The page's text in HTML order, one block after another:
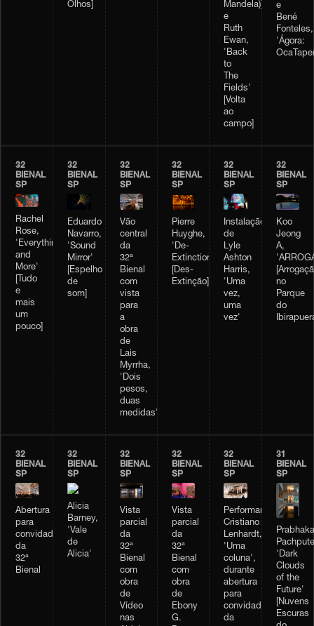
Olhos]
Mandela)];
e
Ruth
Ewan,
'Back
to
The
Fields'
[Volta
ao
campo]
e
Bené
Fonteles,
'Ágora:
32
BIENAL
SP
Rachel
Rose,
'Everything
and
More'
[Tudo
e
mais
um
pouco]
32
BIENAL
SP
Eduardo
Navarro,
'Sound
Mirror'
[Espelho
de
som]
32
BIENAL
SP
Vão
central
da
32ª
Bienal
com
vista
para
a
obra
de
Lais
Myrrha,
'Dois
pesos,
duas
medidas'
32
BIENAL
SP
Pierre
Huyghe,
'De-
Extinction'
[Des-
Extinção]
32
BIENAL
SP
Instalação
de
Lyle
Ashton
Harris,
'Uma
vez,
uma
vez'
32
BIENAL
SP
Koo
Jeong
A,
no
Parque
do
32
BIENAL
SP
Abertura
para
convidados
da
32ª
Bienal
32
BIENAL
SP
Alicia
Barney,
'Vale
de
Alicia'
32
BIENAL
SP
Vista
parcial
da
32ª
Bienal
com
obra
de
Vídeo
nas
32
BIENAL
SP
Vista
parcial
da
32ª
Bienal
com
obra
de
Ebony
G.
32
BIENAL
SP
Performance
Cristiano
Lenhardt,
'Uma
coluna',
durante
abertura
para
convidados
da
31
BIENAL
SP
'Dark
Clouds
of the
Future'
[Nuvens
Escuras